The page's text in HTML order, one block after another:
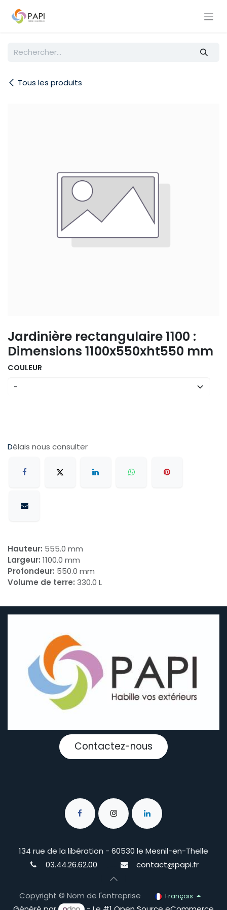
Tous les produits
Jardinière rectangulaire 1100 :
Dimensions 1100x550xht550 mm
COULEUR
Délais nous consulter
Hauteur: 555.0 mm
Largeur: 1100.0 mm
Profondeur: 550.0 mm
Volume de terre: 330.0 L
Contactez-nous
134 rue de la libération - 60530 le Mesnil-en-Thelle
03.44.26.62.00
contact@papi.fr
Copyright © Nom de l'entreprise Français